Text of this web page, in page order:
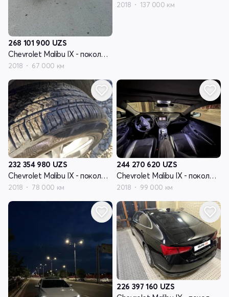
268 101 900 UZS
Chevrolet Malibu IX - поколение
2018 67 000 км
2018 137 000 км
232 354 980 UZS
Chevrolet Malibu IX - поколение
2018 78 000 км
244 270 620 UZS
Chevrolet Malibu IX - поколение
2018 99 000 км
226 397 160 UZS